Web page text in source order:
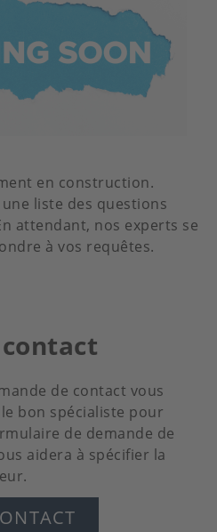
en construction.
liste des questions
attendant, nos experts se
à vos requêtes.
de contact vous
bon spécialiste pour
de demande de
aidera à spécifier la